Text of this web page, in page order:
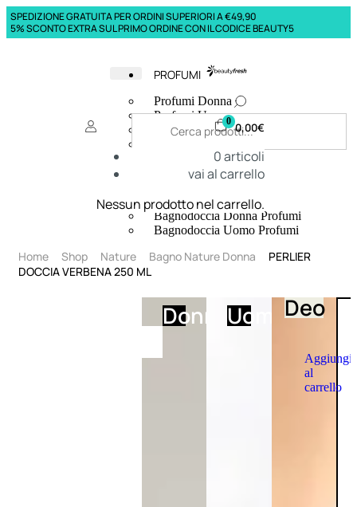
SPEDIZIONE GRATUITA PER ORDINI SUPERIORI A €49,90
5% SCONTO EXTRA SUL PRIMO ORDINE CON IL CODICE BEAUTY5
PROFUMI
Profumi Donna
Profumi Uomo
Deodoranti Donna
Corpo Donna
Corpo Uomo
Creme Mani
Bagnodoccia Donna Profumi
Bagnodoccia Uomo Profumi
DonnaUomoDeo
Aggiungi
al
carrello
0 0,00€
0articoli
vai al carrello
Nessun prodotto nel carrello.
Home Shop Nature Bagno Nature Donna
PERLIER
DOCCIA VERBENA 250 ML